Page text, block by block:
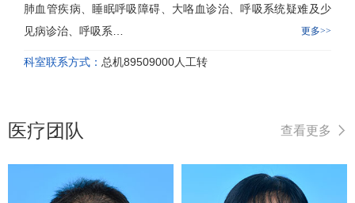
肺血管疾病、睡眠呼吸障碍、大咯血诊治、呼吸系统疑难及少
见病诊治、呼吸系…
更多>>
科室联系方式： 总机89509000人工转
查看更多
医疗团队